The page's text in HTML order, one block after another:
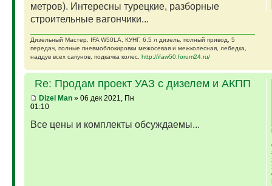
метров). Интересны турецкие, разборные
строительные вагончики...
Дизельный Мастер. IFA W50LA, КУНГ, 6,5 л дизель, полный привод, 5
передач, полные пневмоблокировки межосевая и межколесная, лебедка,
наддув всех сапунов, подкачка колес. http://ifaw50.forum24.ru/
Re: Продам проект УАЗ с дизелем и АКПП
Dizel Man» 06 дек 2021, Пн
01:10
Все цены и комплекты обсуждаемы...